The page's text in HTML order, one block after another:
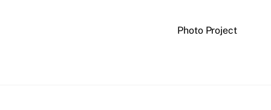
Photo Project